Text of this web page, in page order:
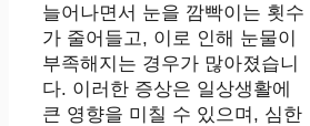
늘어나면서 눈을 깜빡이는 횟수
가 줄어들고, 이로 인해 눈물이
부족해지는 경우가 많아졌습니
다. 이러한 증상은 일상생활에
큰 영향을 미칠 수 있으며, 심한